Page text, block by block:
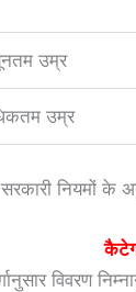
उम्र
उम्र
सरकारी नियमों के
विवरण